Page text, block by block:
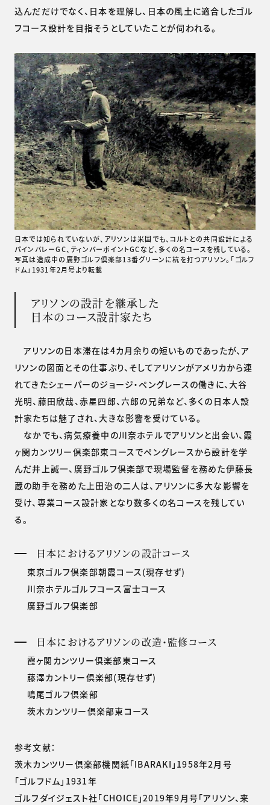
込んだだけでなく、日本を理解し、日本の風土に適合したゴル
フコース設計を目指そうとしていたことが伺われる。
日本では知られていないが、アリソンは米国でも、コルトとの共同設計による
パインバレーGC、ティンバーポイントGCなど、多くの名コースを残している。
写真は造成中の廣野ゴルフ倶楽部13番グリーンに杭を打つアリソン。「ゴルフ
ドム」1931年2月号より転載
アリソンの設計を継承した
日本のコース設計家たち
アリソンの日本滞在は4カ月余りの短いものであったが、ア
リソンの図面とその仕事ぶり、そしてアリソンがアメリカから連
れてきたシェーパーのジョージ・ペングレースの働きに、大谷
光明、藤田欣哉、赤星四郎、六郎の兄弟など、多くの日本人設
計家たちは魅了され、大きな影響を受けている。
なかでも、病気療養中の川奈ホテルでアリソンと出会い、霞
ヶ関カンツリー倶楽部東コースでペングレースから設計を学
んだ井上誠一、廣野ゴルフ倶楽部で現場監督を務めた伊藤長
蔵の助手を務めた上田治の二人は、アリソンに多大な影響を
受け、専業コース設計家となり数多くの名コースを残してい
る。
日本におけるアリソンの設計コース
東京ゴルフ倶楽部朝霞コース(現存せず)
川奈ホテルゴルフコース富士コース
廣野ゴルフ倶楽部
日本におけるアリソンの改造・監修コース
霞ヶ関カンツリー倶楽部東コース
藤澤カントリー倶楽部(現存せず)
鳴尾ゴルフ倶楽部
茨木カンツリー倶楽部東コース
参考文献：
茨木カンツリー倶楽部機関紙「IBARAKI」1958年2月号
「ゴルフドム」1931年
ゴルフダイジェスト社「CHOICE」2019年9月号「アリソン、来